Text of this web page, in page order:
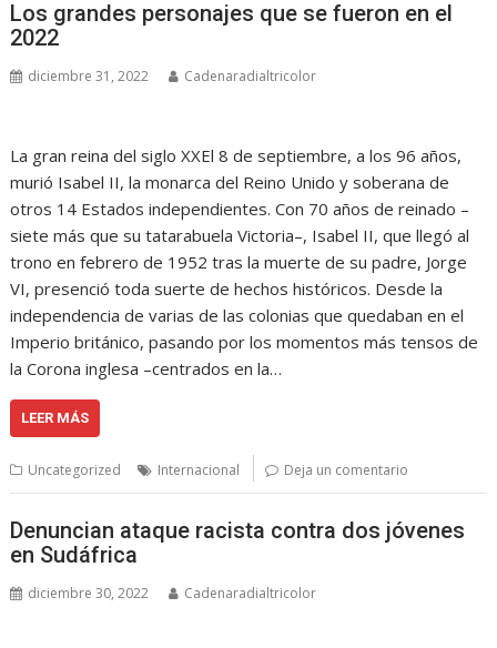
Los grandes personajes que se fueron en el
2022
diciembre 31, 2022 Cadenaradialtricolor
La gran reina del siglo XXEl 8 de septiembre, a los 96 años,
murió Isabel II, la monarca del Reino Unido y soberana de
otros 14 Estados independientes. Con 70 años de reinado –
siete más que su tatarabuela Victoria–, Isabel II, que llegó al
trono en febrero de 1952 tras la muerte de su padre, Jorge
VI, presenció toda suerte de hechos históricos. Desde la
independencia de varias de las colonias que quedaban en el
Imperio británico, pasando por los momentos más tensos de
la Corona inglesa –centrados en la…
LEER MÁS
Uncategorized Internacional Deja un comentario
Denuncian ataque racista contra dos jóvenes
en Sudáfrica
diciembre 30, 2022 Cadenaradialtricolor